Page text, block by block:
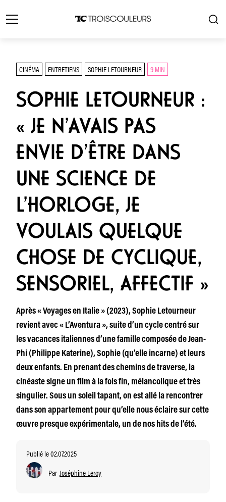
CINÉMA ENTRETIENS SOPHIE LETOURNEUR 9 MIN
SOPHIE LETOURNEUR :
« JE N’AVAIS PAS
ENVIE D’ÊTRE DANS
UNE SCIENCE DE
L’HORLOGE, JE
VOULAIS QUELQUE
CHOSE DE CYCLIQUE,
SENSORIEL, AFFECTIF »
Après « Voyages en Italie » (2023), Sophie Letourneur
revient avec « L’Aventura », suite d’un cycle centré sur
les vacances italiennes d’une famille composée de Jean-
Phi (Philippe Katerine), Sophie (qu’elle incarne) et leurs
deux enfants. En prenant des chemins de traverse, la
cinéaste signe un film à la fois fin, mélancolique et très
singulier. Sous un soleil tapant, on est allé la rencontrer
dans son appartement pour qu’elle nous éclaire sur cette
œuvre presque expérimentale, un de nos hits de l’été.
Publié le 02.07.2025
Par Joséphine Leroy